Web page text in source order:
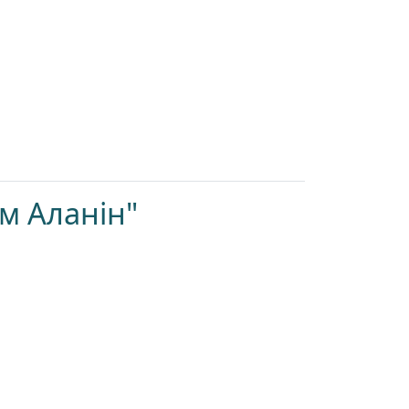
Аланін"